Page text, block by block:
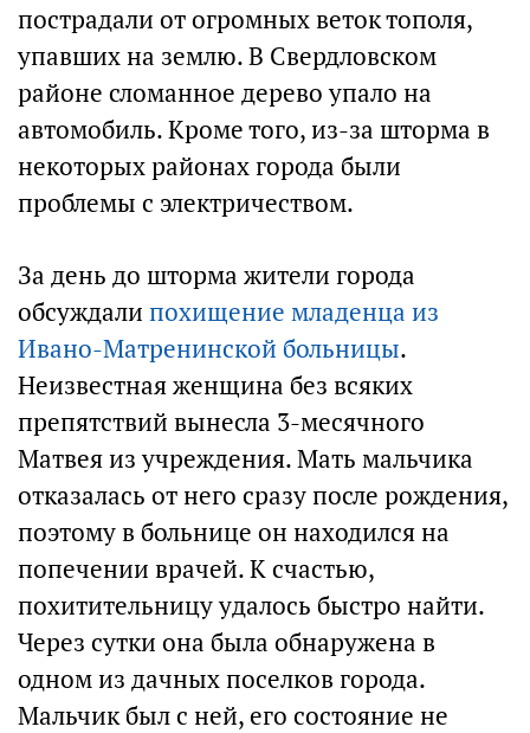
пострадали от огромных веток тополя,
упавших на землю. В Свердловском
районе сломанное дерево упало на
автомобиль. Кроме того, из-за шторма в
некоторых районах города были
проблемы с электричеством.
За день до шторма жители города
обсуждали похищение младенца из
Ивано-Матренинской больницы.
Неизвестная женщина без всяких
препятствий вынесла 3-месячного
Матвея из учреждения. Мать мальчика
отказалась от него сразу после рождения,
поэтому в больнице он находился на
попечении врачей. К счастью,
похитительницу удалось быстро найти.
Через сутки она была обнаружена в
одном из дачных поселков города.
Мальчик был с ней, его состояние не